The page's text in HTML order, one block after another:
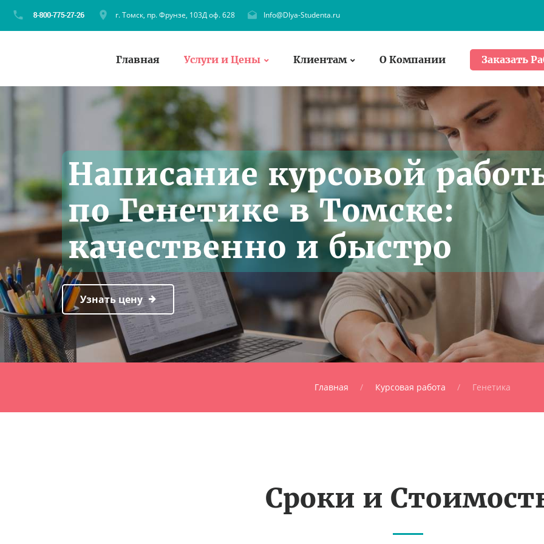
г. Томск, пр. Фрунзе, 103Д оф. 628 Info@Dlya-Studenta.ru
Главная Услуги и Цены Клиентам О Компании Заказать
Написание курсовой
по Генетике в Томске:
качественно и быстро
Узнать цену
Главная Курсовая работа Генетика
Сроки и